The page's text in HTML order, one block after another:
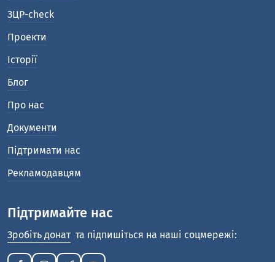
ЗЦР-check
Проекти
Історії
Блог
Про нас
Документи
Підтримати нас
Рекламодавцям
Підтримайте нас
Зробіть донат та підпишіться на наші соцмережі: